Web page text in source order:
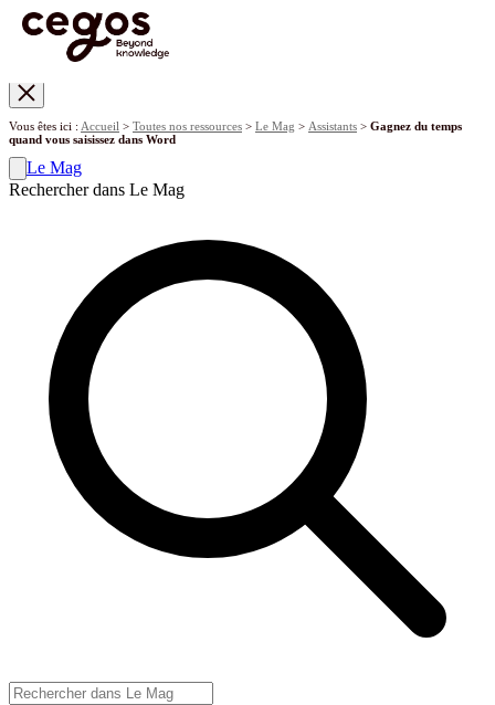
Vous êtes ici : Accueil > Toutes nos ressources > Le Mag > Assistants > Gagnez du temps
quand vous saisissez dans Word
Le Mag
Rechercher dans Le Mag